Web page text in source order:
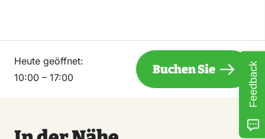
Heute geöffnet:
10:00 – 17:00
Buchen Sie Feedback